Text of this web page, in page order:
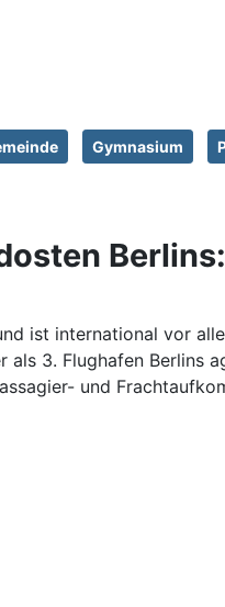
Gymnasium
ist international vor
als 3. Flughafen Berlins
und